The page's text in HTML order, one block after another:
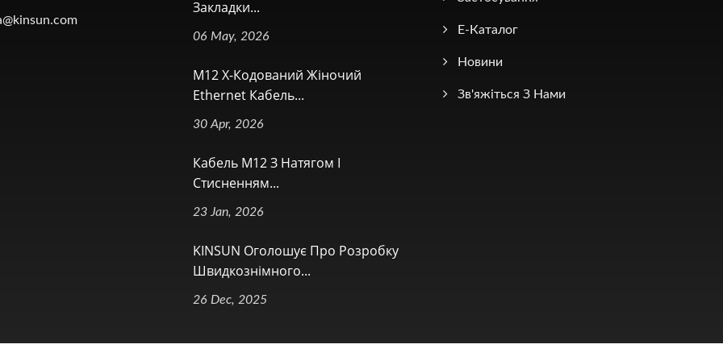
Закладки...
06 May, 2026
M12 X-Кодований Жіночий
Ethernet Кабель...
30 Apr, 2026
Кабель M12 З Натягом І
Стисненням...
23 Jan, 2026
KINSUN Оголошує Про Розробку
Швидкознімного...
26 Dec, 2025
Е-Каталог
Новини
Зв'яжіться З Нами